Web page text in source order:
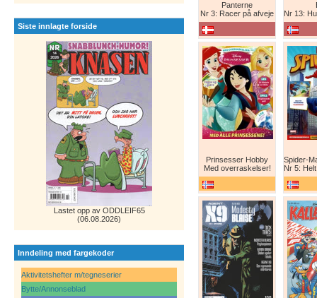
Siste innlagte forside
Lastet opp av ODDLEIF65
(06.08.2026)
Inndeling med fargekoder
Aktivitetshefter m/tegneserier
Bytte/Annonseblad
Panterne
Nr 3: Racer på afveje
Nr 13: Humor
Prinsesser Hobby
Med overraskelser!
Nr 5: Helt ny